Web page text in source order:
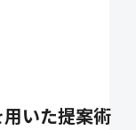
いた提案術